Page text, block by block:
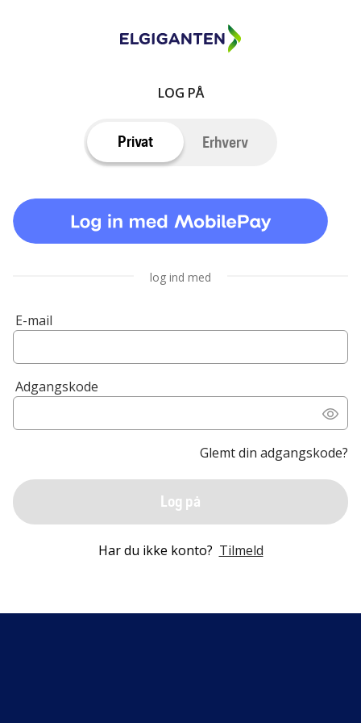
LOG PÅ
Privat Erhverv
log ind med
E-mail
Adgangskode
Glemt din adgangskode?
Log på
Har du ikke konto? Tilmeld